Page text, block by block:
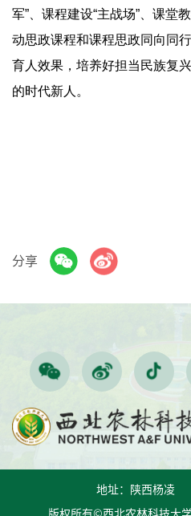
军”、课程建设“主战场”、课堂
动思政课程和课程思政同向同
育人效果，培养好担当民族复
的时代新人。
分享
地址：陕西杨凌
版权所有©西北农林科技